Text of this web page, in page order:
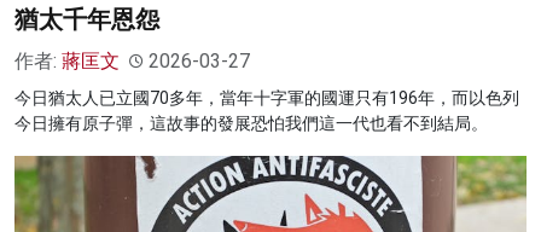
猶太千年恩怨
作者: 蔣匡文 2026-03-27
今日猶太人已立國70多年，當年十字軍的國運只有196年，而以色列
今日擁有原子彈，這故事的發展恐怕我們這一代也看不到結局。